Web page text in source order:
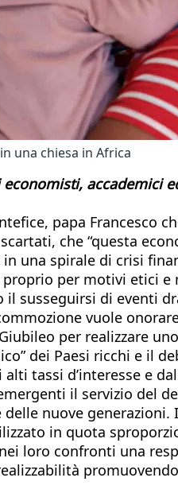
una chiesa in Africa
accademici
papa Francesco
che “questa
una spirale di crisi
per motivi etici
susseguirsi di eventi
vuole
per realizzare
dei Paesi ricchi e il
tassi d’interesse e
il servizio del
nuove
in quota
loro confronti una